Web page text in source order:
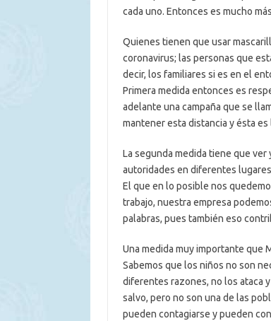
cada uno. Entonces es mucho
Quienes tienen que usar
coronavirus; las personas que
decir, los familiares si es en el
Primera medida entonces es
adelante una campaña que se
mantener esta distancia y ésta es
La segunda medida tiene que
autoridades en diferentes
El que en lo posible nos
trabajo, nuestra empresa
palabras, pues también eso
Una medida muy importante que
Sabemos que los niños no son
diferentes razones, no los ataca
salvo, pero no son una de las
pueden contagiarse y pueden